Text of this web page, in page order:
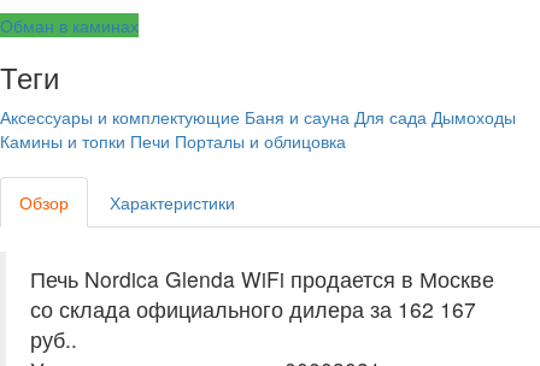
Обман в каминах
Теги
Аксессуары и комплектующие Баня и сауна Для сада Дымоходы
Камины и топки Печи Порталы и облицовка
Обзор Характеристики
Печь Nordica Glenda WiFi продается в Москве
со склада официального дилера за 162 167
руб..